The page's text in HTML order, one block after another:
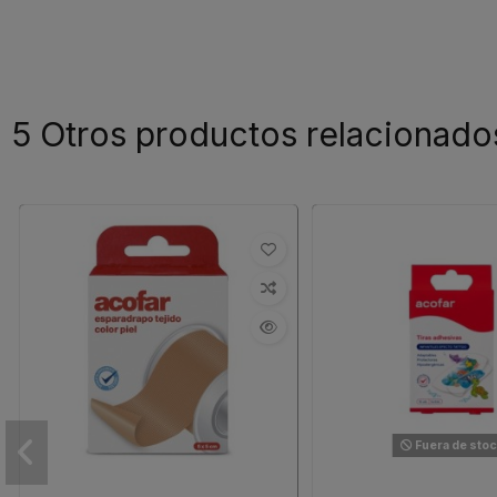
5 Otros productos
Fuera de